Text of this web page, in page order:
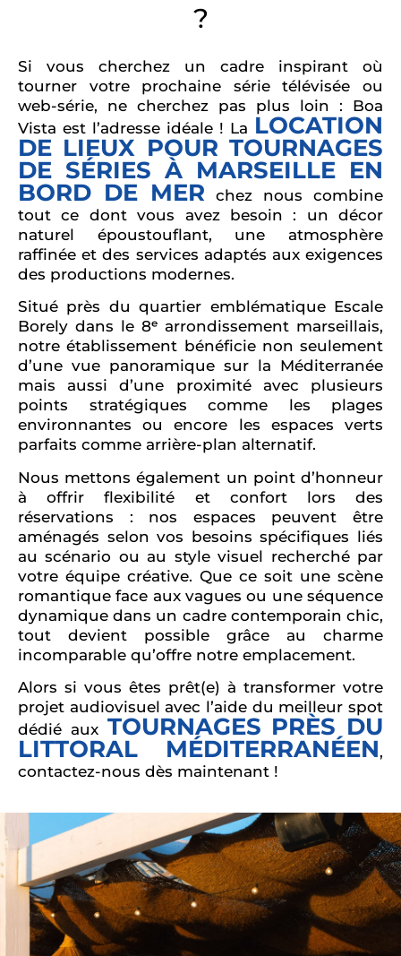
?
Si vous cherchez un cadre inspirant où
tourner votre prochaine série télévisée ou
web-série, ne cherchez pas plus loin : Boa
Vista est l’adresse idéale ! La LOCATION
DE LIEUX POUR TOURNAGES
DE SÉRIES À MARSEILLE EN
BORD DE MER chez nous combine
tout ce dont vous avez besoin : un décor
naturel époustouflant, une atmosphère
raffinée et des services adaptés aux exigences
des productions modernes.
Situé près du quartier emblématique Escale
Borely dans le 8ᵉ arrondissement marseillais,
notre établissement bénéficie non seulement
d’une vue panoramique sur la Méditerranée
mais aussi d’une proximité avec plusieurs
points stratégiques comme les plages
environnantes ou encore les espaces verts
parfaits comme arrière-plan alternatif.
Nous mettons également un point d’honneur
à offrir flexibilité et confort lors des
réservations : nos espaces peuvent être
aménagés selon vos besoins spécifiques liés
au scénario ou au style visuel recherché par
votre équipe créative. Que ce soit une scène
romantique face aux vagues ou une séquence
dynamique dans un cadre contemporain chic,
tout devient possible grâce au charme
incomparable qu’offre notre emplacement.
Alors si vous êtes prêt(e) à transformer votre
projet audiovisuel avec l’aide du meilleur spot
dédié aux TOURNAGES PRÈS DU
LITTORAL MÉDITERRANÉEN,
contactez-nous dès maintenant !